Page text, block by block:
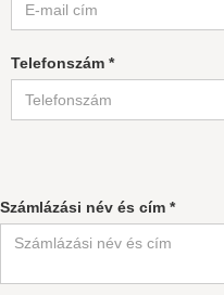
Telefonszám *
Számlázási név és cím *